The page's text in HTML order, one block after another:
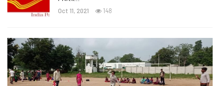
Oct 11, 2021 148